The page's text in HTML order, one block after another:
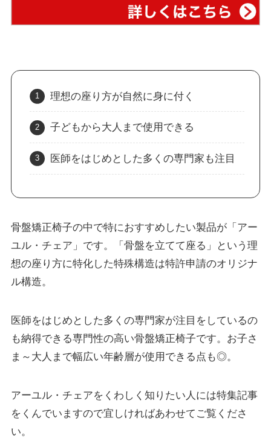
理想の座り方が自然に身に付く
子どもから大人まで使用できる
医師をはじめとした多くの専門家も注目
骨盤矯正椅子の中で特におすすめしたい製品が「アー
ユル・チェア」です。「骨盤を立てて座る」という理
想の座り方に特化した特殊構造は特許申請のオリジナ
ル構造。
医師をはじめとした多くの専門家が注目をしているの
も納得できる専門性の高い骨盤矯正椅子です。お子さ
ま～大人まで幅広い年齢層が使用できる点も◎。
アーユル・チェアをくわしく知りたい人には特集記事
をくんでいますので宜しければあわせてご覧くださ
い。